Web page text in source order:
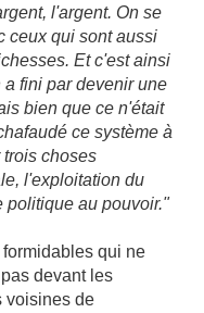
l'argent. On se
ceux qui sont aussi
Et c'est ainsi
fini par devenir une
bien que ce n'était
ce système à
choses
l'exploitation du
politique au pouvoir."
qui ne
devant les
voisines de